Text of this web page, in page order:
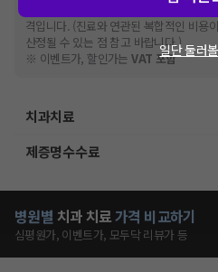
건강보험심사평가원
격입니다. (진료와 연관된 복합적인 비용
산정될 수 있는 점 참고 바랍니다.)
※ 이벤트가, 할인가는VAT 포함
치과치료
제증명수수료
병원별 치과 치료가격 비교하기
심평원가, 이벤트가, 모두닥 리뷰가 등
일단 둘러